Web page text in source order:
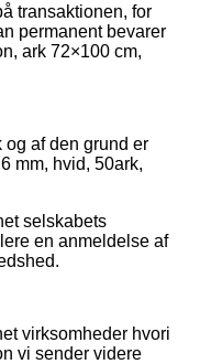
transaktionen, for
permanent bevarer
ark 72×100 cm,
af den grund er
mm, hvid, 50ark,
selskabets
en anmeldelse af
virksomheder hvori
vi sender videre